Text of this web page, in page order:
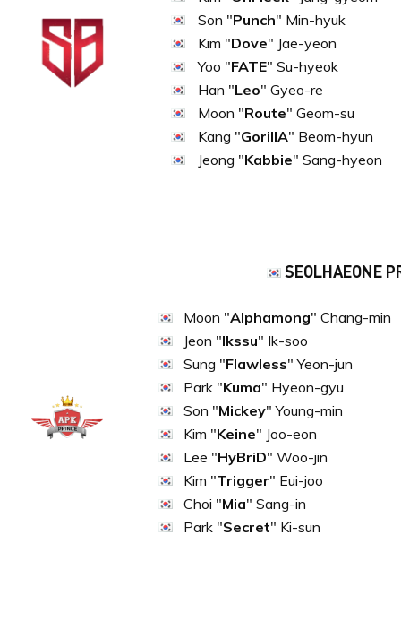
Son "Punch" Min-hyuk
Kim "Dove" Jae-yeon
Yoo "FATE" Su-hyeok
Han "Leo" Gyeo-re
Moon "Route" Geom-su
Kang "GorillA" Beom-hyun
Jeong "Kabbie" Sang-hyeon
SEOLHAEONE
Moon "Alphamong" Chang-min
Jeon "Ikssu" Ik-soo
Sung "Flawless" Yeon-jun
Park "Kuma" Hyeon-gyu
Son "Mickey" Young-min
Kim "Keine" Joo-eon
Lee "HyBriD" Woo-jin
Kim "Trigger" Eui-joo
Choi "Mia" Sang-in
Park "Secret" Ki-sun